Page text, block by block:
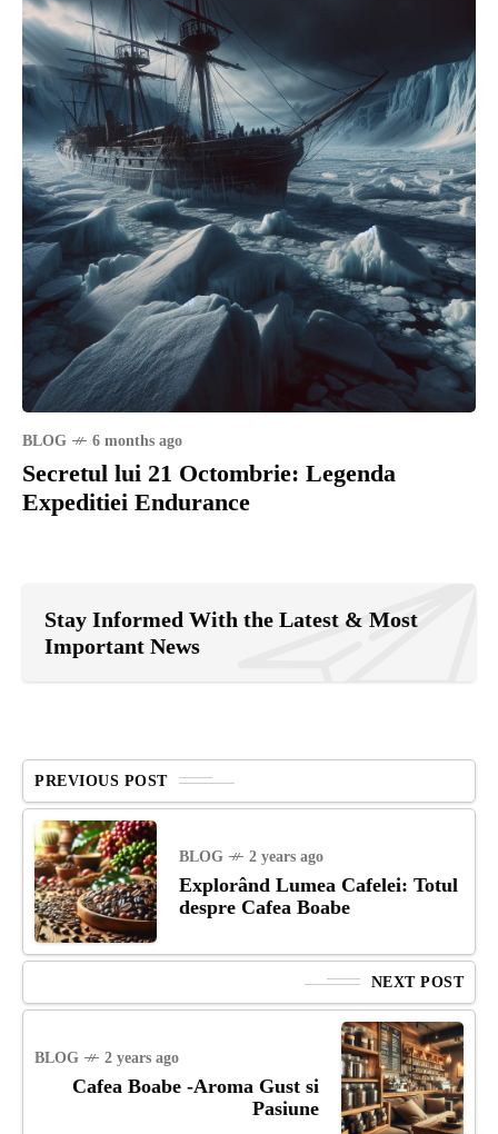
BLOG 6 months ago
Secretul lui 21 Octombrie: Legenda
Expeditiei Endurance
Stay Informed With the Latest & Most
Important News
PREVIOUS POST
BLOG 2 years ago
Explorând Lumea Cafelei: Totul
despre Cafea Boabe
NEXT POST
BLOG 2 years ago
Cafea Boabe -Aroma Gust si
Pasiune